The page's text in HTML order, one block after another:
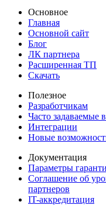
Основное
Главная
Основной сайт
Блог
ЛК партнера
Расширенная ТП
Скачать
Полезное
Разработчикам
Часто задаваемые
Интеграции
Новые
Документация
Параметры
Соглашение об
партнеров
IT-аккредитация